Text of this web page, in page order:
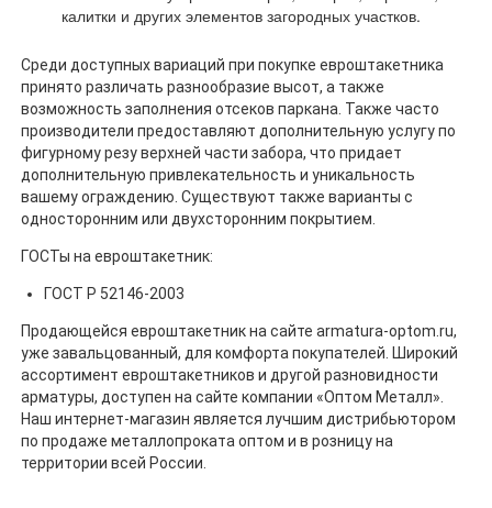
калитки и других элементов загородных участков.
Среди доступных вариаций при покупке евроштакетника
принято различать разнообразие высот, а также
возможность заполнения отсеков паркана. Также часто
производители предоставляют дополнительную услугу по
фигурному резу верхней части забора, что придает
дополнительную привлекательность и уникальность
вашему ограждению. Существуют также варианты с
односторонним или двухсторонним покрытием.
ГОСТы на евроштакетник:
ГОСТ Р 52146-2003
Продающейся евроштакетник на сайте armatura-optom.ru,
уже завальцованный, для комфорта покупателей. Широкий
ассортимент евроштакетников и другой разновидности
арматуры, доступен на сайте компании «Оптом Металл».
Наш интернет-магазин является лучшим дистрибьютором
по продаже металлопроката оптом и в розницу на
территории всей России.